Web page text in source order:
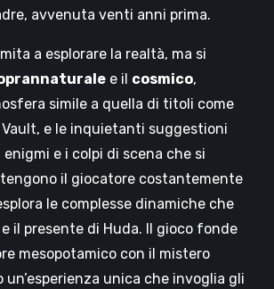
avvenuta venti anni prima.
a esplorare la realtà, ma si
e il cosmico,
simile a quella di titoli come
Vault, e le inquietanti suggestioni
e i colpi di scena che si
il giocatore costantemente
le complesse dinamiche che
e il presente di Huda. Il gioco fonde
mesopotamico con il mistero
un’esperienza unica che invoglia gli